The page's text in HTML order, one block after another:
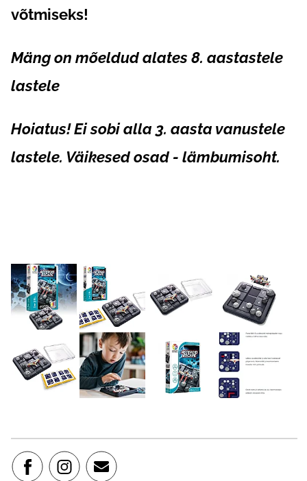
võtmiseks!
Mäng on mõeldud alates 8. aastastele
lastele
Hoiatus! Ei sobi alla 3. aasta vanustele
lastele. Väikesed osad - lämbumisoht.